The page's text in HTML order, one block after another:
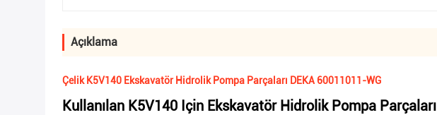
Açıklama
Çelik K5V140 Ekskavatör Hidrolik Pompa Parçaları DEKA 60011011-WG
Kullanılan K5V140 Için Ekskavatör Hidrolik Pompa Parçaları